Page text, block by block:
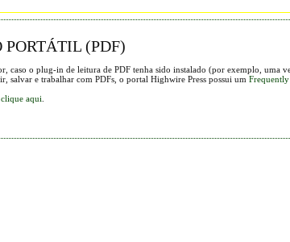
PORTÁTIL (PDF)
caso o plug-in de leitura de PDF tenha sido instalado (por exemplo, uma
salvar e trabalhar com PDFs, o portal Highwire Press possui um Frequently
clique aqui